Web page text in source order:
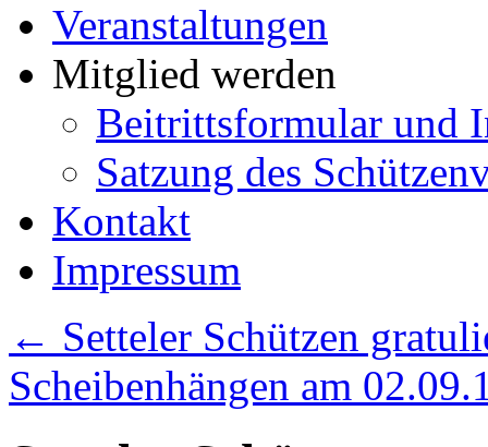
Veranstaltungen
Mitglied werden
Beitrittsformular und
Satzung des
Kontakt
Impressum
← Setteler Schützen
Scheibenhängen am